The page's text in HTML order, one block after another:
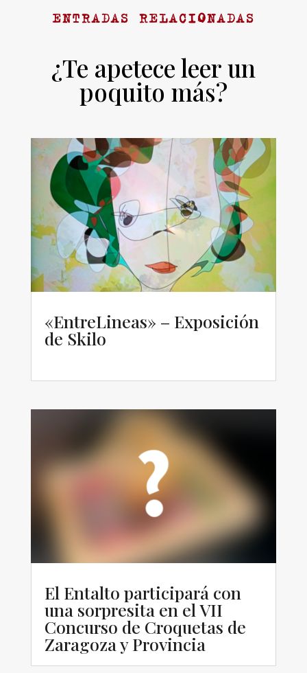
ENTRADAS RELACIONADAS
¿Te apetece leer un
poquito más?
«EntreLineas» – Exposición
de Skilo
El Entalto participará con
una sorpresita en el VII
Concurso de Croquetas de
Zaragoza y Provincia